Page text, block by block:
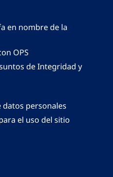
en nombre de la
OPS
de Integridad y
personales
el uso del sitio